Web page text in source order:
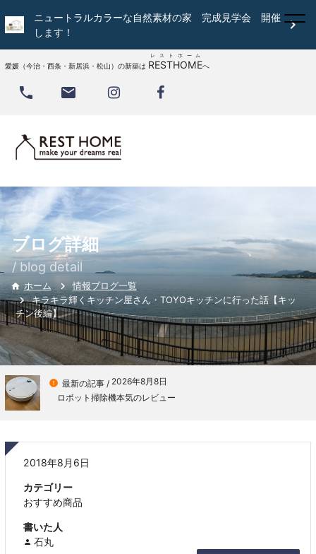
ニュートラルカラーな自然素材の家 完成見学会 開催
します！

愛媛（今治・西条・新居浜・松山）の新築は RESTHOME
レストホーム
へ
 
ブログ詳細
/ blog detail
 ホーム
情報ブログ一覧
キラキラ輝くキッチン屋さん・TOYOキッチンに行った話【キッ
チン後編】
 最新の記事 / 2026年8月8日
ロボット掃除機本気のレビュー
2018年8月6日
カテゴリー
おすすめ商品
書いた人
石丸